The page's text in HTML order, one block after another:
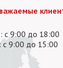
с 9:00 до 18:00
с 9:00 до 15:00